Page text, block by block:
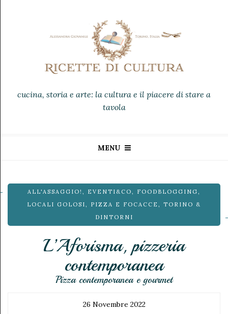
cucina, storia e arte: la cultura e il piacere di stare a
tavola
MENU
ALL'ASSAGGIO! , EVENTI&CO , FOODBLOGGING ,
LOCALI GOLOSI , PIZZA E FOCACCE , TORINO &
DINTORNI
L’Aforisma, pizzeria
contemporanea
Pizza contemporanea e gourmet
26 Novembre 2022